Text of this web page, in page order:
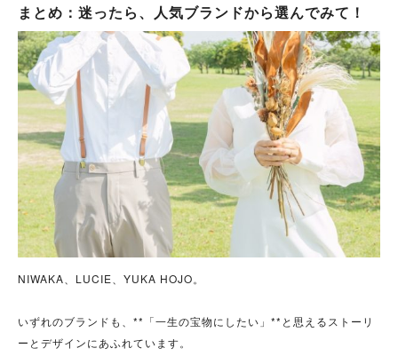
まとめ：迷ったら、人気ブランドから選んでみて！
NIWAKA、LUCIE、YUKA HOJO。
いずれのブランドも、**「一生の宝物にしたい」**と思えるストーリ
ーとデザインにあふれています。